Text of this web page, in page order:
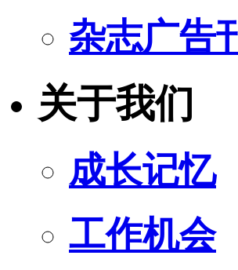
杂志广告
关于我们
成长记忆
工作机会